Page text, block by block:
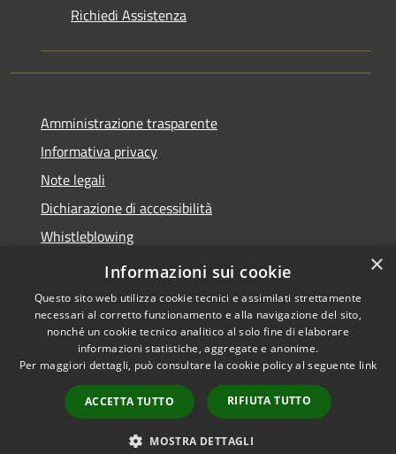
Richiedi Assistenza
Amministrazione trasparente
Informativa privacy
Note legali
Dichiarazione di accessibilità
Whistleblowing
Piano di miglioramento dei servizi
Accessibilità
Copyright © 2026 • Comune di
Zoagli • Powered by
Municipium•
Accesso
redazione
×
Informazioni sui cookie
Questo sito web utilizza cookie tecnici e assimilati strettamente
necessari al corretto funzionamento e alla navigazione del sito,
nonché un cookie tecnico analitico al solo fine di elaborare
informazioni statistiche, aggregate e anonime.
Per maggiori dettagli, può consultare la cookie policy al seguente link
ACCETTA TUTTO RIFIUTA TUTTO
MOSTRA DETTAGLI